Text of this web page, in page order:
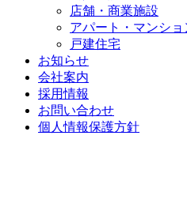
店舗・商業施設
アパート・マンショ
戸建住宅
お知らせ
会社案内
採用情報
お問い合わせ
個人情報保護方針